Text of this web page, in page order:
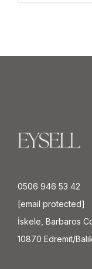
0506 946 53 42
[email protected]
İskele, Barbaros
10870 Edremit/